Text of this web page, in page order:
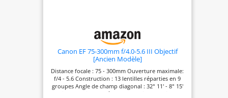
Canon EF 75-300mm f/4.0-5.6 III Objectif
[Ancien Modèle]
Distance focale : 75 - 300mm Ouverture maximale:
f/4 - 5.6 Construction : 13 lentilles réparties en 9
groupes Angle de champ diagonal : 32° 11' - 8° 15'
Mise au Point : système d'extension rotatif du